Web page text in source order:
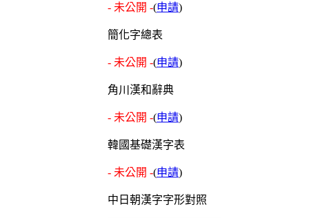
- 未公開 -(申請)
簡化字總表
- 未公開 -(申請)
角川漢和辭典
- 未公開 -(申請)
韓國基礎漢字表
- 未公開 -(申請)
中日朝漢字字形對照